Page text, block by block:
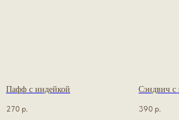
Пафф с индейкой
270 р.
Сэндвич с
390 р.